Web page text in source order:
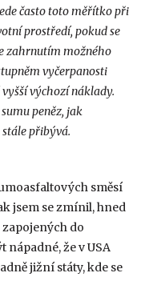
často toto měřítko při
prostředí, pokud se
zahrnutím možného
vyčerpanosti
výchozí náklady.
peněz, jak
přibývá.
směsí
jsem se zmínil, hned
do
že v USA
jižní státy, kde se